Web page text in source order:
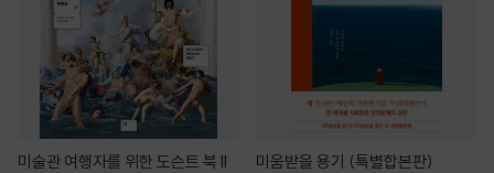
미술관 여행자를 위한 도슨트 북 II 미움받을 용기 (특별합본판)